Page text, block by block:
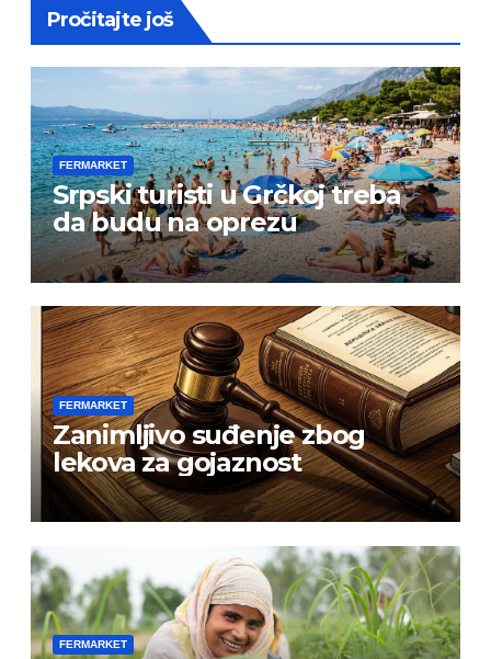
Pročitajte još
FERMARKET
Srpski turisti u Grčkoj treba
da budu na oprezu
FERMARKET
Zanimljivo suđenje zbog
lekova za gojaznost
FERMARKET